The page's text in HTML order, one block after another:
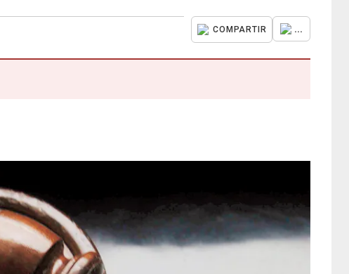
COMPARTIR ...